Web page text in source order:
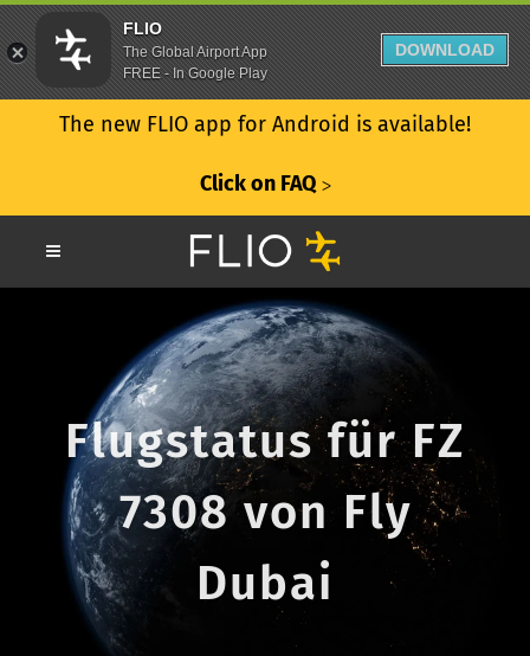
The new FLIO app for Android is available!
Click on FAQ ᐳ
Flugstatus für FZ
7308 von Fly
Dubai
FLIO
The Global Airport App
FREE - In Google Play
DOWNLOAD